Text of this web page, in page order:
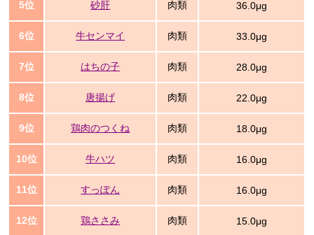
5位 砂肝 肉類 36.0μg
6位 牛センマイ 肉類 33.0μg
7位 はちの子 肉類 28.0μg
8位 唐揚げ 肉類 22.0μg
9位 鶏肉のつくね 肉類 18.0μg
10位 牛ハツ 肉類 16.0μg
11位 すっぽん 肉類 16.0μg
12位 鶏ささみ 肉類 15.0μg